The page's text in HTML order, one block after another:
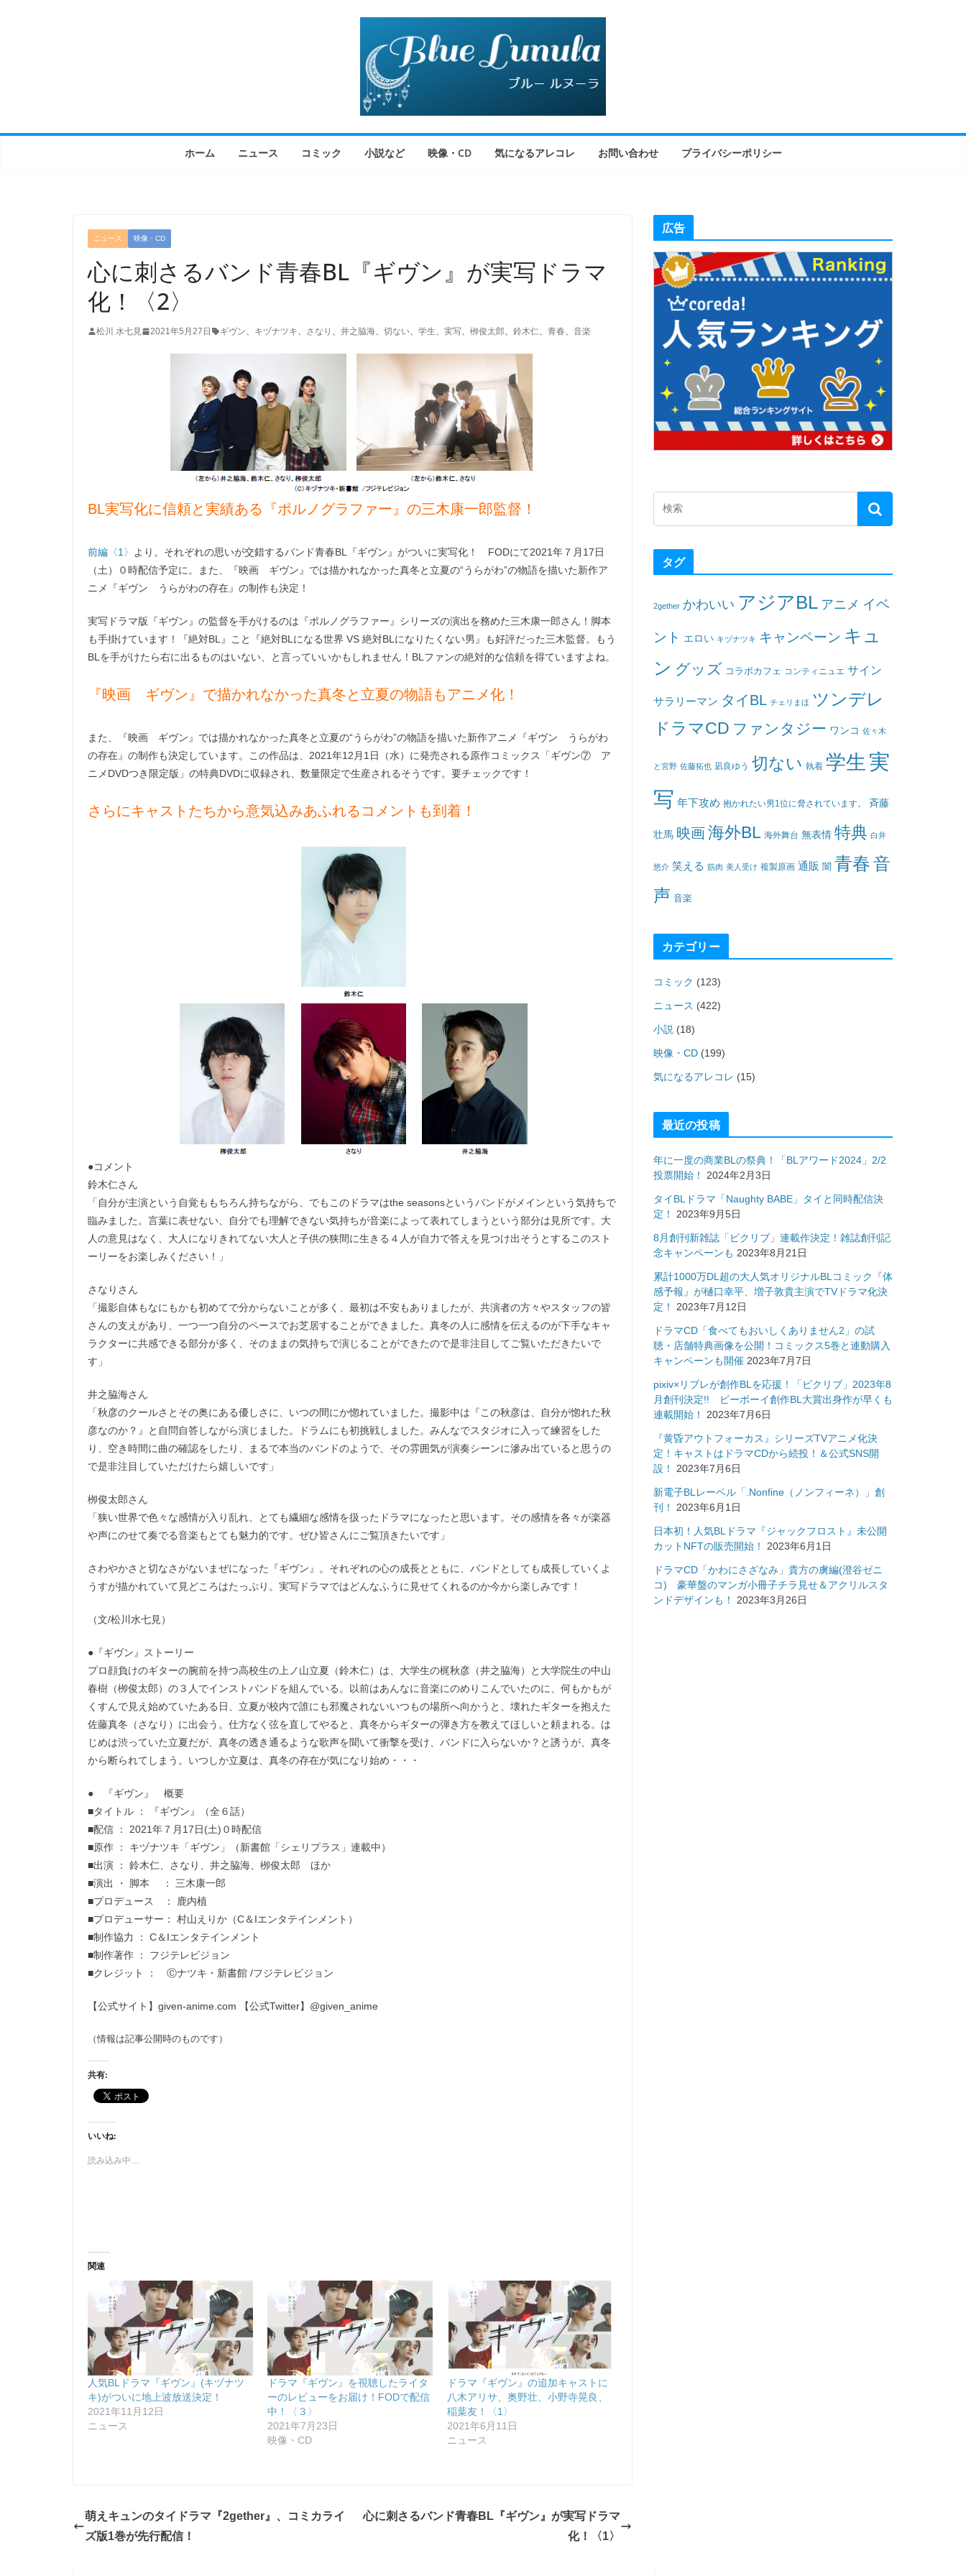
ホーム ニュース コミック 小説など 映像・CD 気になるアレコレ お問い合わせ プライバシーポリシー
ニュース 映像・CD
心に刺さるバンド青春BL『ギヴン』が実写ドラマ
化！〈2〉
松川 水七見 2021年5月27日 ギヴン キヅナツキ さなり 井之脇海 切ない 学生 実写 栁俊太郎 鈴木仁 青春 音楽
BL実写化に信頼と実績ある『ポルノグラファー』の三木康一郎監督！
前編〈1〉
より。それぞれの思いが交錯するバンド青春BL『ギヴン』がついに実写化！ FODにて2021年７月17日
（土）０時配信予定に。また、『映画 ギヴン』では描かれなかった真冬と立夏の“うらがわ”の物語を描いた新作ア
ニメ『ギヴン うらがわの存在』の制作も決定！
実写ドラマ版『ギヴン』の監督を手がけるのは『ポルノグラファー』シリーズの演出を務めた三木康一郎さん！脚本
も手掛けています！『絶対BL』こと『絶対BLになる世界 VS 絶対BLになりたくない男』も好評だった三木監督。もう
BLを手がけたら右に出るものはいない、と言っていいかもしれません！BLファンの絶対的な信頼を得ていますよね。
『映画 ギヴン』で描かれなかった真冬と立夏の物語もアニメ化！
また、『映画 ギヴン』では描かれなかった真冬と立夏の“うらがわ”の物語を描いた新作アニメ『ギヴン うらがわ
の存在』の制作も決定しています。この作品は、2021年12月1日（水）に発売される原作コミックス「ギヴン⑦ ア
ニメDVDつき限定版」の特典DVDに収録され、数量限定で生産されるそうです。要チェックです！
さらにキャストたちから意気込みあふれるコメントも到着！
●コメント
鈴木仁さん
「自分が主演という自覚ももちろん持ちながら、でもこのドラマはthe seasonsというバンドがメインという気持ちで
臨みました。言葉に表せない、自分でも理解できない気持ちが音楽によって表れてしまうという部分は見所です。大
人の意見はなく、大人になりきれてない大人と子供の狭間に生きる４人が自力で答えを見つけ出そうとするこのスト
ーリーをお楽しみください！」
さなりさん
「撮影自体もなにもかも初めてで分からないことが多く、最初は不安もありましたが、共演者の方々やスタッフの皆
さんの支えがあり、一つ一つ自分のペースでお芝居することができました。真冬の人に感情を伝えるのが下手なキャ
ラクターに共感できる部分が多く、そのままの気持ちで演じることができたので是非注目してご覧いただきたいで
す」
井之脇海さん
「秋彦のクールさとその奥にある優しさに、いつの間にか惚れていました。撮影中は『この秋彦は、自分が惚れた秋
彦なのか？』と自問自答しながら演じました。ドラムにも初挑戦しました。みんなでスタジオに入って練習をした
り、空き時間に曲の確認をしたり、まるで本当のバンドのようで、その雰囲気が演奏シーンに滲み出ていると思うの
で是非注目していただけたら嬉しいです」
栁俊太郎さん
「狭い世界で色々な感情が入り乱れ、とても繊細な感情を扱ったドラマになったと思います。その感情を各々が楽器
や声にのせて奏でる音楽もとても魅力的です。ぜひ皆さんにご覧頂きたいです」
さわやかさと切なさがないまぜになった『ギヴン』。それぞれの心の成長とともに、バンドとしても成長していくよ
うすが描かれていて見どころはたっぷり。実写ドラマではどんなふうに見せてくれるのか今から楽しみです！
（文/松川水七見）
●『ギヴン』ストーリー
プロ顔負けのギターの腕前を持つ高校生の上ノ山立夏（鈴木仁）は、大学生の梶秋彦（井之脇海）と大学院生の中山
春樹（栁俊太郎）の３人でインストバンドを組んでいる。以前はあんなに音楽にのめりこんでいたのに、何もかもが
くすんで見え始めていたある日、立夏が校内で誰にも邪魔されないいつもの場所へ向かうと、壊れたギターを抱えた
佐藤真冬（さなり）に出会う。仕方なく弦を直してやると、真冬からギターの弾き方を教えてほしいと頼まれる。は
じめは渋っていた立夏だが、真冬の透き通るような歌声を聞いて衝撃を受け、バンドに入らないか？と誘うが、真冬
から断られてしまう。いつしか立夏は、真冬の存在が気になり始め・・・
● 『ギヴン』 概要
■タイトル ： 『ギヴン』（全６話）
■配信 ： 2021年７月17日(土)０時配信
■原作 ： キヅナツキ「ギヴン」（新書館「シェリプラス」連載中）
■出演 ： 鈴木仁、さなり、井之脇海、栁俊太郎 ほか
■演出 ・ 脚本 ： 三木康一郎
■プロデュース ： 鹿内植
■プロデューサー： 村山えりか（C＆Iエンタテインメント）
■制作協力 ： C＆Iエンタテインメント
■制作著作 ： フジテレビジョン
■クレジット ： Ⓒナツキ・新書館 /フジテレビジョン
【公式サイト】given-anime.com 【公式Twitter】@given_anime
（情報は記事公開時のものです）
共有:
いいね:
読み込み中…
関連
人気BLドラマ『ギヴン』(キヅナツ
キ)がついに地上波放送決定！
2021年11月12日
ニュース
ドラマ『ギヴン』を視聴したライタ
ーのレビューをお届け！FODで配信
中！〈３〉
2021年7月23日
映像・CD
ドラマ『ギヴン』の追加キャストに
八木アリサ、奥野壮、小野寺晃良、
稲葉友！〈1〉
2021年6月11日
ニュース
萌えキュンのタイドラマ『2gether』、コミカライ
ズ版1巻が先行配信！
心に刺さるバンド青春BL『ギヴン』が実写ドラマ
化！〈1〉
広告
タグ
2gether かわいい アジアBL アニメ イベ
ント エロい キヅナツキ キャンペーン キュ
ン グッズ コラボカフェ コンティニュエ サイン
サラリーマン タイBL チェリまほ ツンデレ
ドラマCD ファンタジー ワンコ 佐々木
と宮野 佐藤拓也 凪良ゆう 切ない 執着 学生 実
写 年下攻め 抱かれたい男1位に脅されています。 斉藤
壮馬 映画海外BL 海外舞台 無表情 特典 白井
悠介 笑える 筋肉 美人受け 複製原画 通販 闇 青春音
声 音楽
カテゴリー
コミック (123)
ニュース (422)
小説 (18)
映像・CD (199)
気になるアレコレ (15)
最近の投稿
年に一度の商業BLの祭典！「BLアワード2024」2/2
投票開始！
2024年2月3日
タイBLドラマ「Naughty BABE」タイと同時配信決
定！
2023年9月5日
8月創刊新雑誌「ピクリブ」連載作決定！雑誌創刊記
念キャンペーンも 2023年8月21日
累計1000万DL超の大人気オリジナルBLコミック『体
感予報』が樋口幸平、増子敦貴主演でTVドラマ化決
定！
2023年7月12日
ドラマCD「食べてもおいしくありません2」の試
聴・店舗特典画像を公開！コミックス5巻と連動購入
キャンペーンも開催 2023年7月7日
pixiv×リブレが創作BLを応援！「ピクリブ」2023年8
月創刊決定!! ビーボーイ創作BL大賞出身作が早くも
連載開始！
2023年7月6日
『黄昏アウトフォーカス』シリーズTVアニメ化決
定！キャストはドラマCDから続投！＆公式SNS開
設！
2023年7月6日
新電子BLレーベル「.Nonfine（ノンフィーネ）」創
刊！
2023年6月1日
日本初！人気BLドラマ『ジャックフロスト』未公開
カットNFTの販売開始！
2023年6月1日
ドラマCD「かわにさざなみ」貴方の虜編(澄谷ゼニ
コ) 豪華盤のマンガ小冊子チラ見せ＆アクリルスタ
ンドデザインも！
2023年3月26日